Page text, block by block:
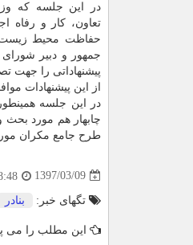
در این جلسه كه
تعاون، كار و رفاه
حفاظت محیط زیست
جمهور و دبیر
پیشنهاداتی را جهت
از این پیشنهادات
در این جلسه
چابهار هم مورد
طرح جامع مكران
1397/03/09
تگهای خبر: بنادر
این مطلب را می